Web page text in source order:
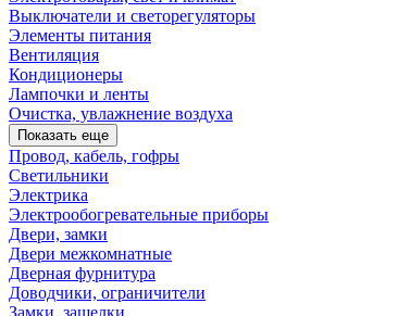
Выключатели и светорегуляторы
Элементы питания
Вентиляция
Кондиционеры
Лампочки и ленты
Очистка, увлажнение воздуха
Показать еще
Провод, кабель, гофры
Светильники
Электрика
Электрообогревательные приборы
Двери, замки
Двери межкомнатные
Дверная фурнитура
Доводчики, ограничители
Замки, защелки